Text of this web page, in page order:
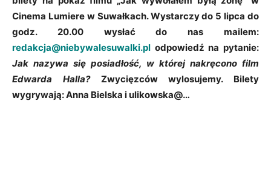
Cinema Lumiere w Suwałkach. Wystarczy do 5 lipca do
godz. 20.00 wysłać do nas mailem:
redakcja@niebywalesuwalki.pl odpowiedź na pytanie:
Jak nazywa się posiadłość, w której nakręcono film
Edwarda Halla?Zwycięzców wylosujemy. Bilety
wygrywają: Anna Bielska i ulikowska@…